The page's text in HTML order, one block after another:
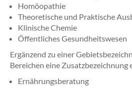
Homöopathie
Theoretische und Praktische
Klinische Chemie
Öffentliches Gesundheitswesen
Ergänzend zu einer
Bereichen eine Zusatzbezeichnung
Ernährungsberatung